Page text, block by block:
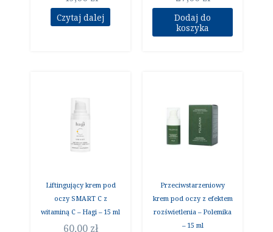
Czytaj dalej
Dodaj do
koszyka
Liftingujący krem pod
oczy SMART C z
witaminą C – Hagi – 15 ml
60,00 zł
Przeciwstarzeniowy
krem pod oczy z efektem
rozświetlenia – Polemika
– 15 ml